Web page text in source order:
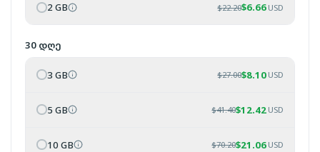
2 GB $22.20$6.66 USD
30 დღე
3 GB $27.00$8.10 USD
5 GB $41.40$12.42 USD
10 GB $70.20$21.06 USD